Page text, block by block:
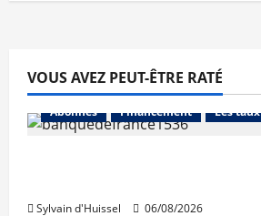
VOUS AVEZ PEUT-ÊTRE RATÉ
Abonnés Financement Les taux
Sylvain d'Huissel 06/08/2026
Abonnés Financement